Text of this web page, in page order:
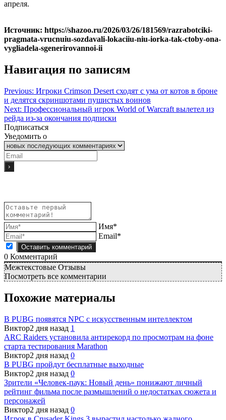
апреля.
Источник: https://shazoo.ru/2026/03/26/181569/razrabotciki-
pragmata-vrucnuiu-sozdavali-lokaciiu-niu-iorka-tak-ctoby-ona-
vygliadela-sgenerirovannoi-ii
Навигация по записям
Previous: Игроки Crimson Desert сходят с ума от котов в броне
и делятся скриншотами пушистых воинов
Next: Профессиональный игрок World of Warcraft вылетел из
рейда из-за окончания подписки
Подписаться
Уведомить о
Имя*
Email*
0 Комментарий
Межтекстовые Отзывы
Посмотреть все комментарии
Похожие материалы
В PUBG появятся NPC с искусственным интеллектом
Виктор2 дня назад 1
ARC Raiders установила антирекорд по просмотрам на фоне
старта тестирования Marathon
Виктор2 дня назад 0
В PUBG пройдут бесплатные выходные
Виктор2 дня назад 0
Зрители «Человек-паук: Новый день» понижают личный
рейтинг фильма после размышлений о недостатках сюжета и
персонажей
Виктор2 дня назад 0